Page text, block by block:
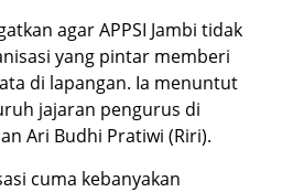
agar APPSI Jambi tidak
yang pintar memberi
di lapangan. Ia menuntut
jajaran pengurus di
Ari Budhi Pratiwi (Riri).
cuma kebanyakan